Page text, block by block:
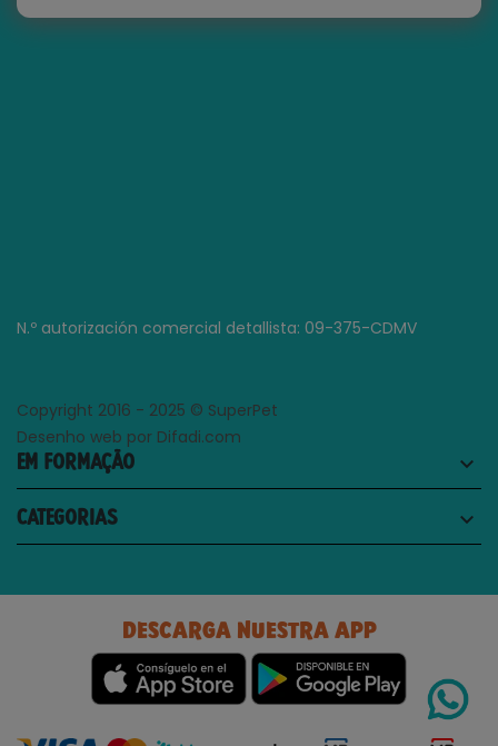
N.º autorización comercial detallista: 09-375-CDMV
Copyright 2016 - 2025 © SuperPet
Desenho web por Difadi.com
EM FORMAÇÃO keyboard_arrow_down
CATEGORIAS keyboard_arrow_down
DESCARGA NUESTRA APP